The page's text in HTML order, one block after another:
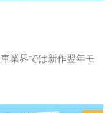
業界では新作翌年モ